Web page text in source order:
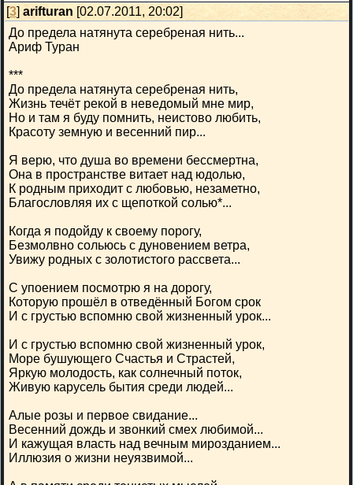
[3] arifturan [02.07.2011, 20:02]
До предела натянута серебреная нить...
Ариф Туран
***
До предела натянута серебреная нить,
Жизнь течёт рекой в неведомый мне мир,
Но и там я буду помнить, неистово любить,
Красоту земную и весенний пир...
Я верю, что душа во времени бессмертна,
Она в пространстве витает над юдолью,
К родным приходит с любовью, незаметно,
Благословляя их с щепоткой солью*...
Когда я подойду к своему порогу,
Безмолвно сольюсь с дуновением ветра,
Увижу родных с золотистого рассвета...
С упоением посмотрю я на дорогу,
Которую прошёл в отведённый Богом срок
И с грустью вспомню свой жизненный урок...
И с грустью вспомню свой жизненный урок,
Море бушующего Счастья и Страстей,
Яркую молодость, как солнечный поток,
Живую карусель бытия среди людей...
Алые розы и первое свидание...
Весенний дождь и звонкий смех любимой...
И кажущая власть над вечным мирозданием...
Иллюзия о жизни неуязвимой...